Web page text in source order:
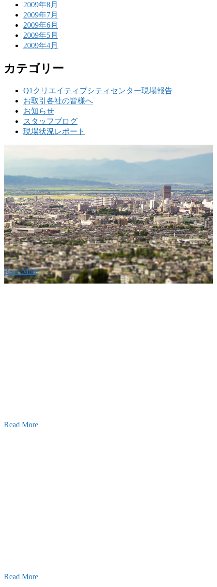
2009年8月
2009年7月
2009年6月
2009年5月
2009年4月
カテゴリー
Q1クリエイティブシティセンター現場報告
お取引各社の皆様へ
お知らせ
スタッフブログ
現場状況レポート
の歴史ある実績・建設技術と、旧カネフジハウス
利くフットワークが結びついた新しい建設会社で
Read More
Read More
Read More